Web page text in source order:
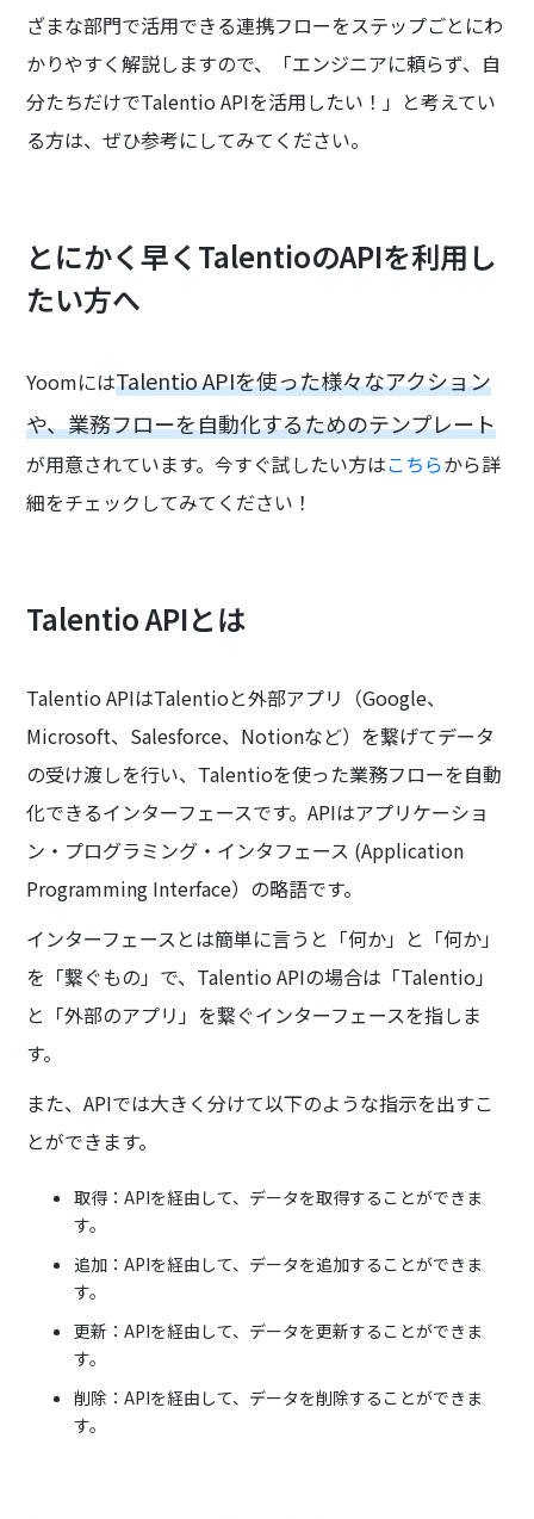
ざまな部門で活用できる連携フローをステップごとにわ
かりやすく解説しますので、「エンジニアに頼らず、自
分たちだけでTalentio APIを活用したい！」と考えてい
る方は、ぜひ参考にしてみてください。
とにかく早くTalentioのAPIを利用し
たい方へ
YoomにはTalentio APIを使った様々なアクション
や、業務フローを自動化するためのテンプレート
が用意されています。今すぐ試したい方はこちらから詳
細をチェックしてみてください！
Talentio APIとは
Talentio APIはTalentioと外部アプリ（Google、
Microsoft、Salesforce、Notionなど）を繋げてデータ
の受け渡しを行い、Talentioを使った業務フローを自動
化できるインターフェースです。APIはアプリケーショ
ン・プログラミング・インタフェース (Application
Programming Interface）の略語です。
インターフェースとは簡単に言うと「何か」と「何か」
を「繋ぐもの」で、Talentio APIの場合は「Talentio」
と「外部のアプリ」を繋ぐインターフェースを指しま
す。
また、APIでは大きく分けて以下のような指示を出すこ
とができます。
取得：APIを経由して、データを取得することができま
す。
追加：APIを経由して、データを追加することができま
す。
更新：APIを経由して、データを更新することができま
す。
削除：APIを経由して、データを削除することができま
す。